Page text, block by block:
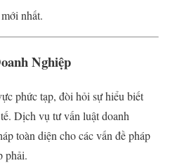
nhất.
Nghiệp
phức tạp, đòi hỏi sự hiểu biết
Dịch vụ tư vấn luật doanh
toàn diện cho các vấn đề pháp
phải.